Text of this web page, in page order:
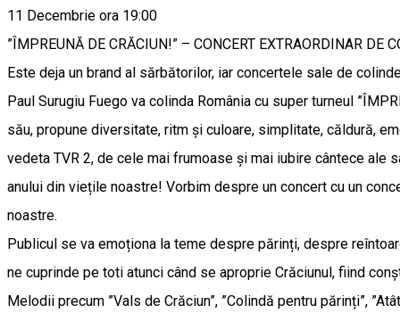
11 Decembrie ora 19:00
”ÎMPREUNĂ DE CRĂCIUN!” – CONCERT EXTRAORDINAR DE
Este deja un brand al sărbătorilor, iar concertele sale de
Paul Surugiu Fuego va colinda România cu super turneul
său, propune diversitate, ritm și culoare, simplitate, căldură,
vedeta TVR 2, de cele mai frumoase și mai iubire cântece ale
anului din viețile noastre! Vorbim despre un concert cu un
noastre.
Publicul se va emoționa la teme despre părinți, despre
ne cuprinde pe toti atunci când se aproprie Crăciunul, fiind
Melodii precum ”Vals de Crăciun”, ”Colindă pentru părinți”,